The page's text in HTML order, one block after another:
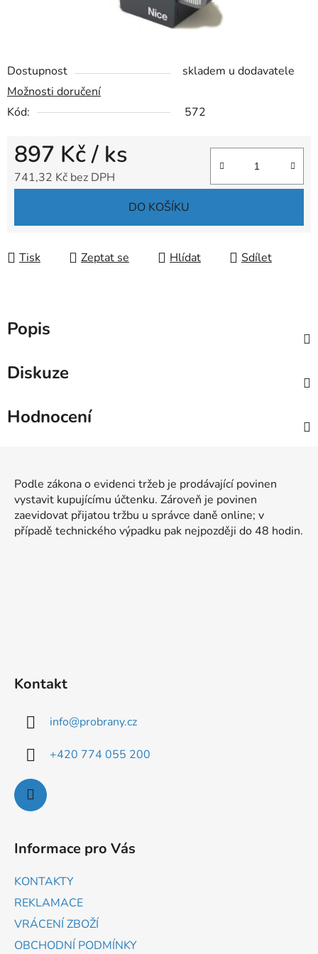
Dostupnost
skladem u dodavatele
Možnosti doručení
Kód:
572
897 Kč/ ks
741,32 Kč bez DPH
DO KOŠÍKU
Tisk Zeptat se Hlídat Sdílet
Popis
Diskuze
Hodnocení
Podle zákona o evidenci tržeb je prodávající povinen
vystavit kupujícímu účtenku. Zároveň je povinen
zaevidovat přijatou tržbu u správce daně online; v
případě technického výpadku pak nejpozději do 48 hodin.
Kontakt
info@probrany.cz
+420 774 055 200
Informace pro Vás
KONTAKTY
REKLAMACE
VRÁCENÍ ZBOŽÍ
OBCHODNÍ PODMÍNKY